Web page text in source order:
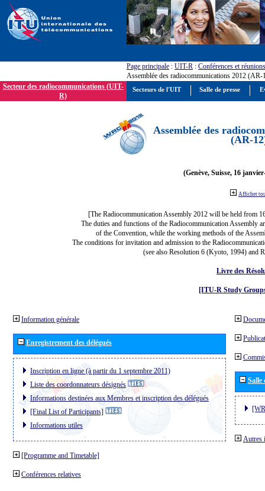
Page principale : UIT-R : Conférences et réunions
Assemblée des radiocommunications 2012 (AR-
Secteur des radiocommunications (UIT-
R)
Assemblée des
(AR-
(Genève, Suisse, 16
Afficher
[The Radiocommunication Assembly 2012 will be held from
The duties and functions of the Radiocommunication Assembly
of the Convention, while the working methods of the
The conditions for invitation and admission to the
(see also Resolution 6 (Kyoto, 1994) and
Livre des
[ITU-R Study
Information générale
Enregistrement des délégués
Inscription en ligne (à partir du 1 septembre 2011)
Liste des coordonnateurs désignés
Informations destinées aux Membres et inscription des délégués
[Final List of Participants]
Informations utiles
[Programme and Timetable]
Conférences relatives
Salle
Autres
Secteurs de l'UIT Salle de presse